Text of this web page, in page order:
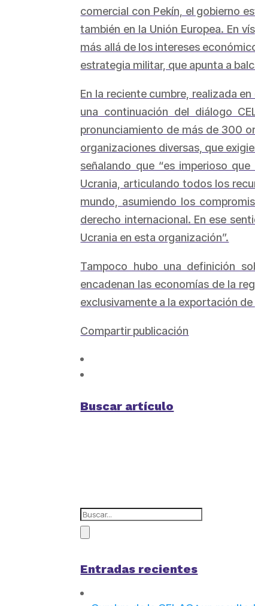
comercial con Pekín, el gobierno
también en la Unión Europea. En
más allá de los intereses
estrategia militar, que apunta a
En la reciente cumbre, realizada
una continuación del diálogo
pronunciamiento de más de 300
organizaciones diversas, que
señalando que “es imperioso
Ucrania, articulando todos los
mundo, asumiendo los
derecho internacional. En ese
Ucrania en esta organización”.
Tampoco hubo una definición
encadenan las economías de la
exclusivamente a la exportación
Compartir publicación
Buscar artículo
Entradas recientes